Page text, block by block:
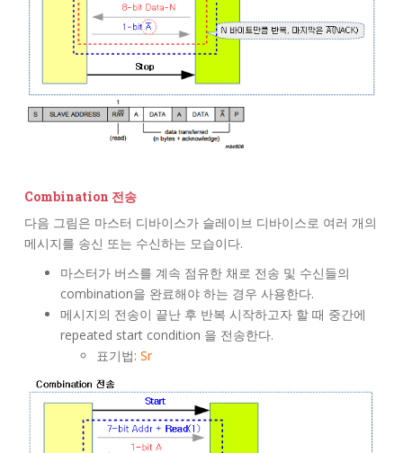
Combination 전송
다음 그림은 마스터 디바이스가 슬레이브 디바이스로 여러 개의
메시지를 송신 또는 수신하는 모습이다.
마스터가 버스를 계속 점유한 채로 전송 및 수신들의
combination을 완료해야 하는 경우 사용한다.
메시지의 전송이 끝난 후 반복 시작하고자 할 때 중간에
repeated start condition 을 전송한다.
표기법: Sr